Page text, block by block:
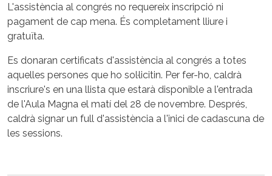
L'assistència al congrés no requereix inscripció ni
pagament de cap mena. És completament lliure i
gratuïta.
Es donaran certificats d'assistència al congrés a totes
aquelles persones que ho sol·licitin. Per fer-ho, caldrà
inscriure's en una llista que estarà disponible a l'entrada
de l'Aula Magna el matí del 28 de novembre. Després,
caldrà signar un full d'assistència a l'inici de cadascuna de
les sessions.